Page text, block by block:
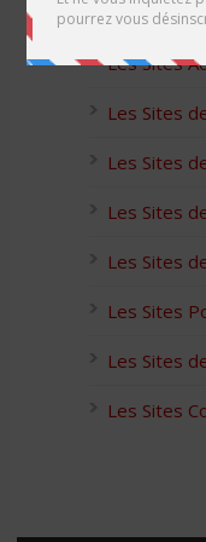
Les Apps
Les Sites
Les Sites
Les Sites
Les Sites
Les Sites
Les Sites
Les Sites
Les Sites